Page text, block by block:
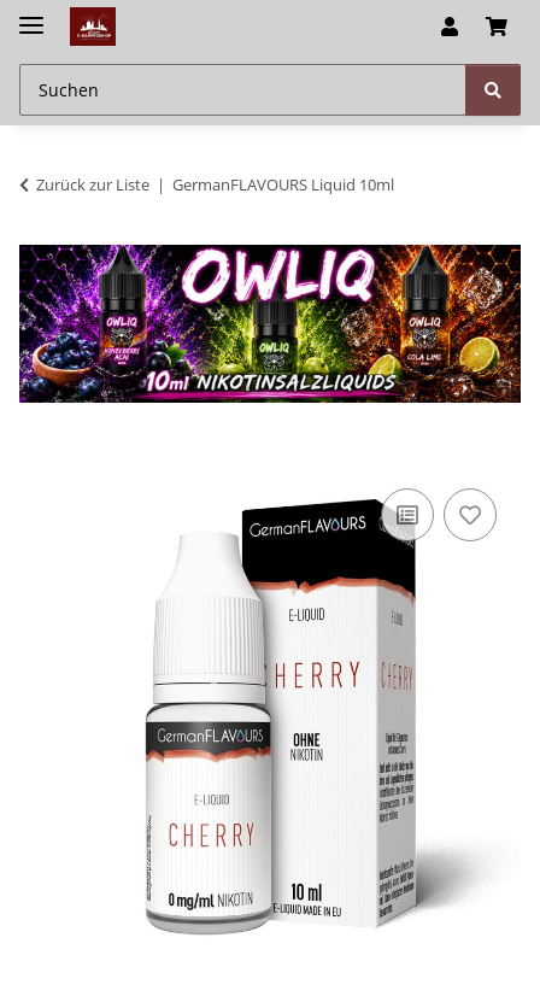
Zurück zur Liste GermanFLAVOURS Liquid 10ml